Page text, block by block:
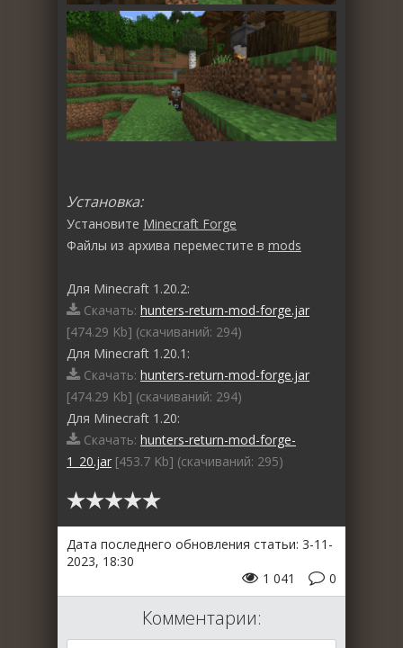
Установка:
Установите Minecraft Forge
Файлы из архива переместите в mods
Для Minecraft 1.20.2:
Скачать: hunters-return-mod-forge.jar
[474.29 Kb] (cкачиваний: 294)
Для Minecraft 1.20.1:
Скачать: hunters-return-mod-forge.jar
[474.29 Kb] (cкачиваний: 294)
Для Minecraft 1.20:
Скачать: hunters-return-mod-forge-
1_20.jar [453.7 Kb] (cкачиваний: 295)
Дата последнего обновления статьи: 3-11-
2023, 18:30
0
1 041
Комментарии: